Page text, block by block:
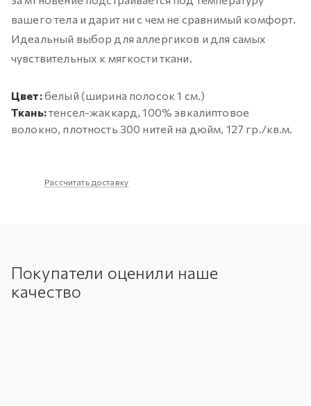
вашего тела и дарит ни с чем не сравнимый комфорт.
Идеальный выбор для аллергиков и для самых
чувствительных к мягкости ткани.
Цвет:белый (ширина полосок 1 см.)
Ткань:тенсел-жаккард, 100% эвкалиптовое
волокно, плотность 300 нитей на дюйм, 127 гр./кв.м.
Рассчитать доставку
Покупатели оценили наше
качество